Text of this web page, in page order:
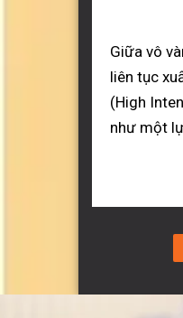
Giữa vô
liên tục
(High
như một